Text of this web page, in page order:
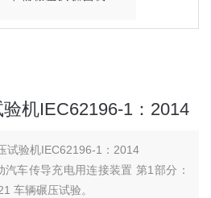
机IEC62196-1：2014
试验机IEC62196-1：2014
车传导充电用连接装置 第1部分：
车辆碾压试验。